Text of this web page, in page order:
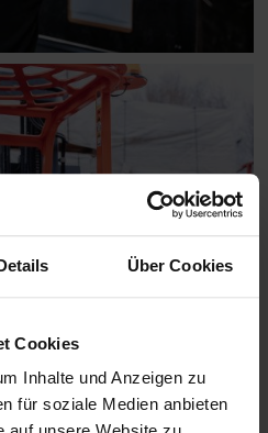
Über Cookies
Cookies
Inhalte und Anzeigen zu
für soziale Medien anbieten